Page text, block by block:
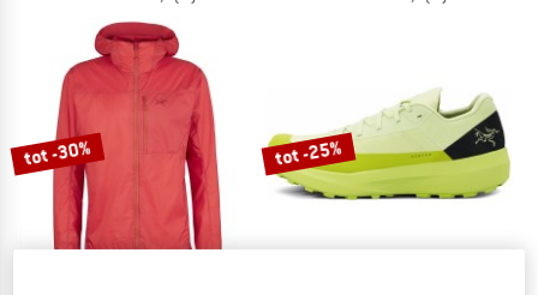
tot -30% tot -25%